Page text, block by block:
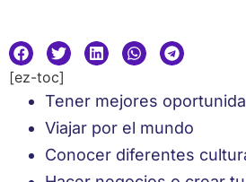
[ez-toc]
Tener mejores
Viajar por el mundo
Conocer diferentes